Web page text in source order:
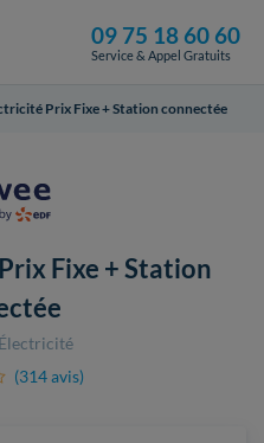
09 75 18 60 60
Service & Appel Gratuits
Prix Fixe + Station connectée
Fixe + Station
Électricité
(314 avis)